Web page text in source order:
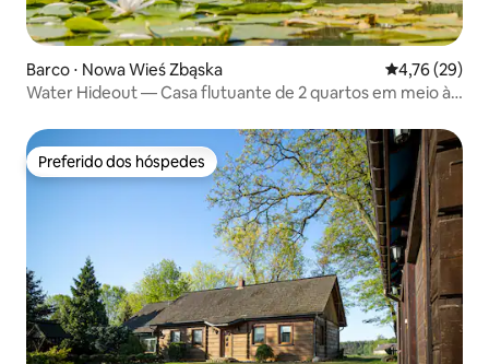
Barco ⋅ Nowa Wieś Zbąska 4,76 de uma
4,76 (29)
Water Hideout — Casa flutuante de 2 quartos em meio à
Preferido dos hóspedes
Preferido dos hóspedes